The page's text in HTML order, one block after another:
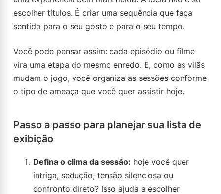
escolher títulos. É criar uma sequência que faça
sentido para o seu gosto e para o seu tempo.
Você pode pensar assim: cada episódio ou filme
vira uma etapa do mesmo enredo. E, como as vilãs
mudam o jogo, você organiza as sessões conforme
o tipo de ameaça que você quer assistir hoje.
Passo a passo para planejar sua lista de
exibição
Defina o clima da sessão: hoje você quer
intriga, sedução, tensão silenciosa ou
confronto direto? Isso ajuda a escolher